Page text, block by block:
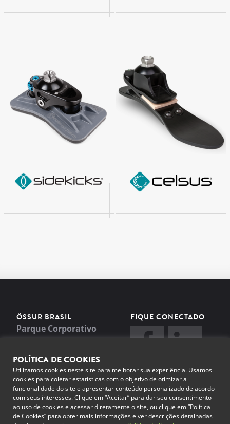
ÖSSUR BRASIL
Parque Corporativo
Distrito Industrial
Campinas, Estado de São
Paulo, Brasil
0800 900 0518
sac-br@ossur.com
FIQUE CONECTADO
POLÍTICA DE COOKIES
Utilizamos cookies neste site para melhorar sua experiência. Usamos
cookies para coletar estatísticas com o objetivo de otimizar a
funcionalidade do site e apresentar conteúdo personalizado de acordo
com seus interesses. Clique em “Aceitar” para dar seu consentimento
ao uso de cookies e acessar diretamente o site, ou clique em “Política
de Cookies” para obter mais informações e ver descrições detalhadas